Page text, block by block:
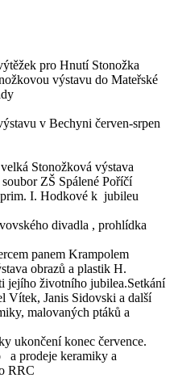
pro Hnutí Stonožka
výstavu do Mateřské
v Bechyni červen-srpen
Stonožková výstava
ZŠ Spálené Poříčí
I. Hodkové k jubileu
divadla , prohlídka
panem Krampolem
obrazů a plastik H.
jejího životního jubilea.Setkání
Vítek, Janis Sidovski a další
malovaných ptáků a
ukončení konec července.
a prodeje keramiky a
RRC